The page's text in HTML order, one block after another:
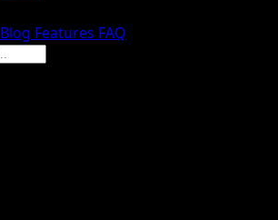
Blog Features FAQ